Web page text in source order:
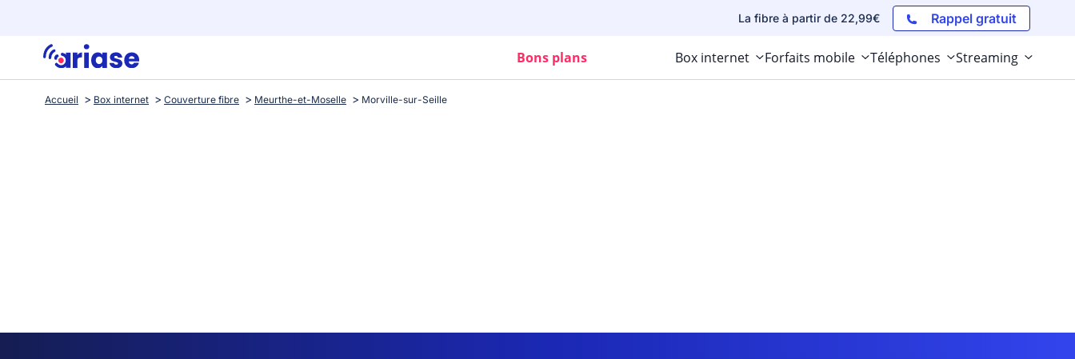
La fibre à partir de 22,99€ Rappel gratuit
Bons plans Box internet Forfaits mobile Téléphones Streaming
Accueil Box internet Couverture fibre Meurthe-et-Moselle Morville-sur-Seille